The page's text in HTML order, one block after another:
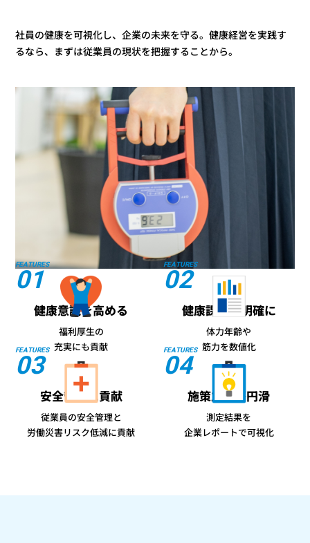
社員の健康を可視化し、企業の未来を守る。健康経営を実践す
るなら、まずは従業員の現状を把握することから。
FEATURES
01
健康意識を高める
福利厚生の
充実にも貢献
FEATURES
02
健康課題を明確に
体力年齢や
筋力を数値化
FEATURES
03
安全管理に貢献
従業員の安全管理と
労働災害リスク低減に貢献
FEATURES
04
施策立案が円滑
測定結果を
企業レポートで可視化